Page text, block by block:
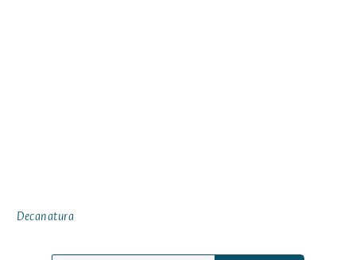
Decanatura